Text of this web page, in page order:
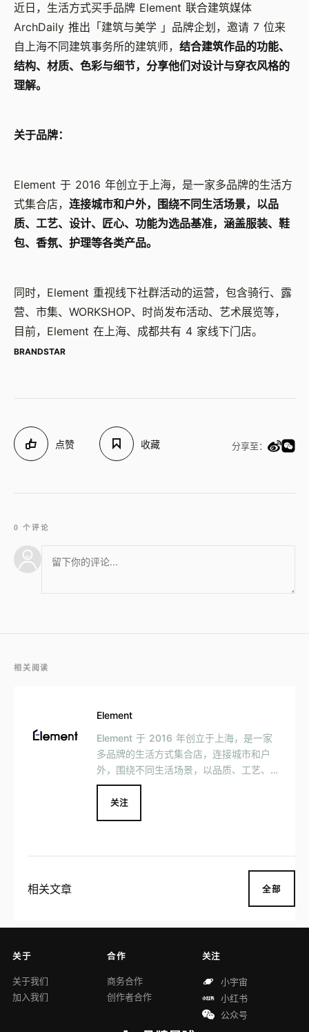
近日，生活方式买手品牌 Element 联合建筑媒体
ArchDaily 推出「建筑与美学 」品牌企划，邀请 7 位来
自上海不同建筑事务所的建筑师， 结合建筑作品的功能、
结构、材质、色彩与细节，分享他们对设计与穿衣风格的
理解。
关于品牌：
Element 于 2016 年创立于上海，是一家多品牌的生活方
式集合店， 连接城市和户外，围绕不同生活场景，以品
质、工艺、设计、匠心、功能为选品基准，涵盖服装、鞋
包、香氛、护理等各类产品。
同时，Element 重视线下社群活动的运营，包含骑行、露
营、市集、WORKSHOP、时尚发布活动、艺术展览等，
目前，Element 在上海、成都共有 4 家线下门店。
BRANDSTAR
点赞 收藏 分享至：
0 个评论
相关阅读
Element
Element 于 2016 年创立于上海，是一家
多品牌的生活方式集合店，连接城市和户
外，围绕不同生活场景，以品质、工艺、设
计、匠心、功能为选品基准，涵盖服装、鞋
包、香氛、护理等各类产品。
关注
相关文章 全部
关于
关于我们
加入我们
合作
商务合作
创作者合作
关注
小宇宙
小红书
公众号